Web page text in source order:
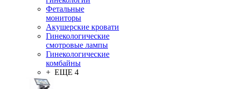
Фетальные
мониторы
Акушерские кровати
Гинекологические
смотровые лампы
Гинекологические
комбайны
+ ЕЩЕ 4